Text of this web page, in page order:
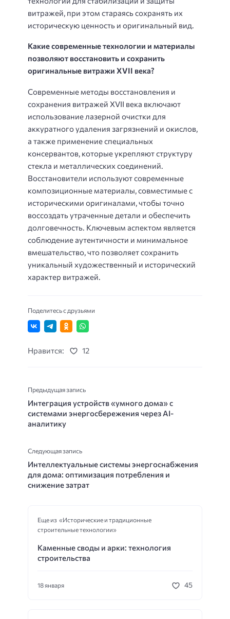
витражей, при этом стараясь сохранять их
историческую ценность и оригинальный вид.
Какие современные технологии и материалы
позволяют восстановить и сохранить
оригинальные витражи XVII века?
Современные методы восстановления и
сохранения витражей XVII века включают
использование лазерной очистки для
аккуратного удаления загрязнений и окислов,
а также применение специальных
консервантов, которые укрепляют структуру
стекла и металлических соединений.
Восстановители используют современные
композиционные материалы, совместимые с
историческими оригиналами, чтобы точно
воссоздать утраченные детали и обеспечить
долговечность. Ключевым аспектом является
соблюдение аутентичности и минимальное
вмешательство, что позволяет сохранить
уникальный художественный и исторический
характер витражей.
Поделитесь с друзьями
Нравится: 12
Предыдущая запись
Интеграция устройств «умного дома» с
системами энергосбережения через AI-
аналитику
Следующая запись
Интеллектуальные системы энергоснабжения
для дома: оптимизация потребления и
снижение затрат
Еще из «Исторические и традиционные
строительные технологии»
Каменные своды и арки: технология
строительства
18 января 45